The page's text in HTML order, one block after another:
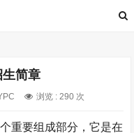
简章
浏览 : 290 次
要组成部分，它是在